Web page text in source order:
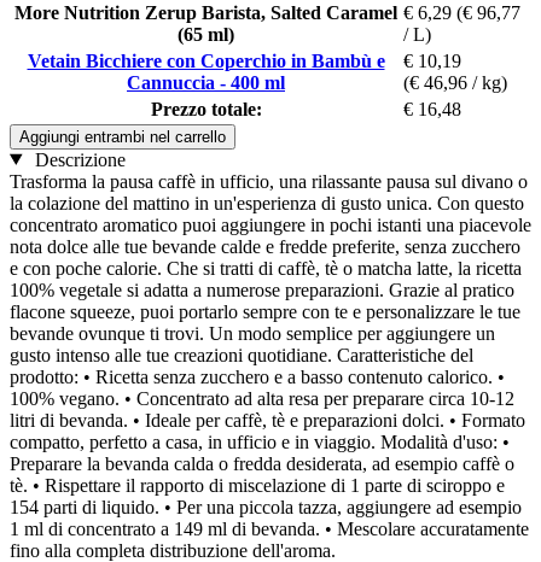
More Nutrition Zerup Barista, Salted Caramel
(65 ml)
€ 6,29 (€ 96,77
/ L)
Vetain Bicchiere con Coperchio in Bambù e
Cannuccia - 400 ml
€ 10,19
(€ 46,96 / kg)
Prezzo totale:
€ 16,48
Aggiungi entrambi nel carrello
Descrizione
Trasforma la pausa caffè in ufficio, una rilassante pausa sul divano o
la colazione del mattino in un'esperienza di gusto unica. Con questo
concentrato aromatico puoi aggiungere in pochi istanti una piacevole
nota dolce alle tue bevande calde e fredde preferite, senza zucchero
e con poche calorie. Che si tratti di caffè, tè o matcha latte, la ricetta
100% vegetale si adatta a numerose preparazioni. Grazie al pratico
flacone squeeze, puoi portarlo sempre con te e personalizzare le tue
bevande ovunque ti trovi. Un modo semplice per aggiungere un
gusto intenso alle tue creazioni quotidiane. Caratteristiche del
prodotto: • Ricetta senza zucchero e a basso contenuto calorico. •
100% vegano. • Concentrato ad alta resa per preparare circa 10-12
litri di bevanda. • Ideale per caffè, tè e preparazioni dolci. • Formato
compatto, perfetto a casa, in ufficio e in viaggio. Modalità d'uso: •
Preparare la bevanda calda o fredda desiderata, ad esempio caffè o
tè. • Rispettare il rapporto di miscelazione di 1 parte di sciroppo e
154 parti di liquido. • Per una piccola tazza, aggiungere ad esempio
1 ml di concentrato a 149 ml di bevanda. • Mescolare accuratamente
fino alla completa distribuzione dell'aroma.